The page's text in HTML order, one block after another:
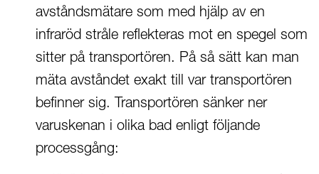
avståndsmätare som med hjälp av en
infraröd stråle reflekteras mot en spegel som
sitter på transportören. På så sätt kan man
mäta avståndet exakt till var transportören
befinner sig. Transportören sänker ner
varuskenan i olika bad enligt följande
processgång: